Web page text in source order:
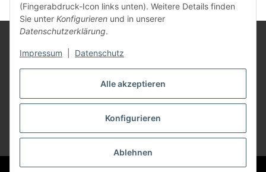
Alle akzeptieren
Konfigurieren
Ablehnen
(Fingerabdruck-Icon links unten). Weitere Details finden
Sie unter Konfigurieren und in unserer
Datenschutzerklärung.
Impressum Datenschutz
Rechtliches
Mein Konto
Vertrag widerrufen
* Alle Preise inkl. gesetzlicher USt., zzgl.Versand